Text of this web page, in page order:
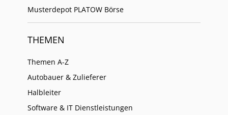
Musterdepot PLATOW Börse
THEMEN
Themen A-Z
Autobauer & Zulieferer
Halbleiter
Software & IT Dienstleistungen